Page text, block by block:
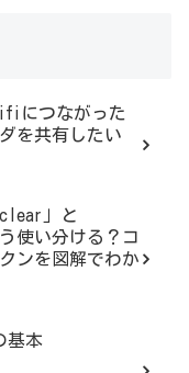
につながった
を共有したい
」と
使い分ける？コ
ンを図解でわか
基本